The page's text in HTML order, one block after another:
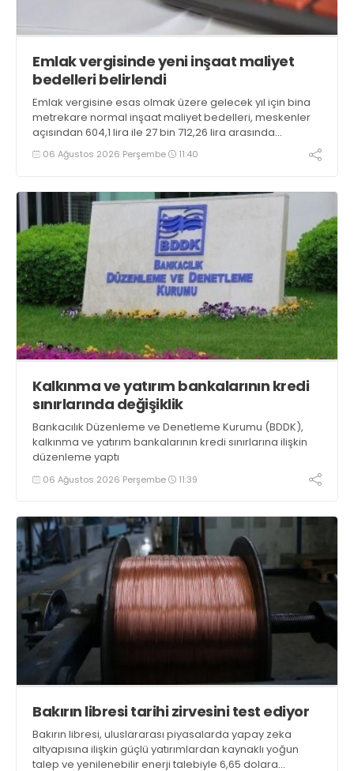
Emlak vergisinde yeni inşaat maliyet
bedelleri belirlendi
Emlak vergisine esas olmak üzere gelecek yıl için bina
metrekare normal inşaat maliyet bedelleri, meskenler
açısından 604,1 lira ile 27 bin 712,26 lira arasında
değişecek
06 Ağustos 2026 Perşembe 11:40
Kalkınma ve yatırım bankalarının kredi
sınırlarında değişiklik
Bankacılık Düzenleme ve Denetleme Kurumu (BDDK),
kalkınma ve yatırım bankalarının kredi sınırlarına ilişkin
düzenleme yaptı
06 Ağustos 2026 Perşembe 11:39
Bakırın libresi tarihi zirvesini test ediyor
Bakırın libresi, uluslararası piyasalarda yapay zeka
altyapısına ilişkin güçlü yatırımlardan kaynaklı yoğun
talep ve yenilenebilir enerji talebiyle 6,65 dolara